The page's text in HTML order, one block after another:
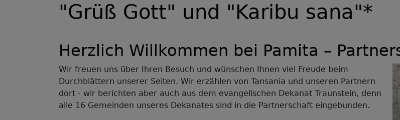
"Grüß Gott" und "Karibu sana"*
Herzlich Willkommen bei Pamita –
Wir freuen uns über Ihren Besuch und wünschen Ihnen viel Freude beim
Durchblättern unserer Seiten. Wir erzählen von Tansania und unseren Partnern
dort - wir berichten aber auch aus dem evangelischen Dekanat Traunstein, denn
alle 16 Gemeinden unseres Dekanates sind in die Partnerschaft eingebunden.